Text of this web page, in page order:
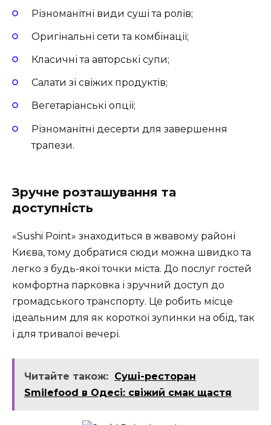
Різноманітні види суші та ролів;
Оригінальні сети та комбінації;
Класичні та авторські супи;
Салати зі свіжих продуктів;
Вегетаріанські опції;
Різноманітні десерти для завершення
трапези.
Зручне розташування та
доступність
«Sushi Point» знаходиться в жвавому районі
Києва, тому добратися сюди можна швидко та
легко з будь-якої точки міста. До послуг гостей
комфортна парковка і зручний доступ до
громадського транспорту. Це робить місце
ідеальним для як короткої зупинки на обід, так
і для тривалої вечері.
Читайте також: Суші-ресторан
Smilefood в Одесі: свіжий смак щастя